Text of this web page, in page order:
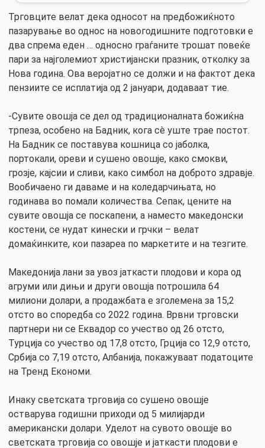
Трговците велат дека односот на предбожиќното
пазарување во однос на новогодишните подготовки е
два спрема еден … односно граѓаните трошат повеќе
пари за најголемиот христијански празник, отколку за
Нова година. Ова веројатно се должи и на фактот дека
пензиите се исплатија од 2 јануари, додаваат тие.
-Сувите овошја се дел од традиционалната божиќна
трпеза, особено на Бадник, кога сè уште трае постот.
На Бадник се поставува кошница со јаболка,
портокали, ореви и сушено овошје, како смокви,
грозје, кајсии и сливи, како симбол на доброто здравје.
Вообичаено ги даваме и на коледарчињата, но
годинава во помали количества. Сепак, цените на
сувите овошја се поскапени, а наместо македонски
костени, се нудат кинески и грчки – велат
домаќинките, кои пазареа по маркетите и на тезгите.
Македонија лани за увоз јаткасти плодови и кора од
агруми или дињи и други овошја потрошила 64
милиони долари, а продажбата е зголемена за 15,2
отсто во споредба со 2022 година. Врвни трговски
партнери ни се Еквадор со учество од 26 отсто,
Турција со учество од 17,8 отсто, Грција со 12,9 отсто,
Србија со 7,19 отсто, Албанија, покажуваат податоците
на Тренд Економи.
Инаку светската трговија со сушено овошје
остварува годишни приходи од 5 милијарди
американски долари. Уделот на сувото овошје во
светската трговија со овошје и јаткасти плодови е